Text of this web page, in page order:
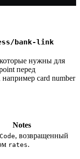
bank-link
нужны для
перед
например card number
Notes
, возвращенный
rates.